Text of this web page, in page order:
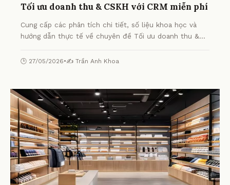
Tối ưu doanh thu & CSKH với CRM miễn phí
Cung cấp các phân tích chi tiết, số liệu khoa học và
hướng dẫn thực tế về chuyên đề Tối ưu doanh thu &
🕒 27/05/2026•✍️ Trần Anh Khoa